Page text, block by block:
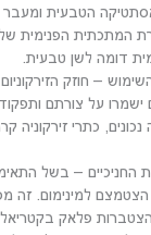
הטבעית ומעבר
הפנימית
דומה לשן טבעית.
השימוש – חוזק
על צורתם
נכונים, כתרי
החניכיים – בשל
הצטמצם למינימום. זה
הצטברות פלאק